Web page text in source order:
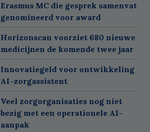
Erasmus MC die gesprek samenvat
genomineerd voor award
Horizonscan voorziet 680 nieuwe
medicijnen de komende twee jaar
Innovatiegeld voor ontwikkeling
AI-zorgassistent
Veel zorgorganisaties nog niet
bezig met een operationele AI-
aanpak